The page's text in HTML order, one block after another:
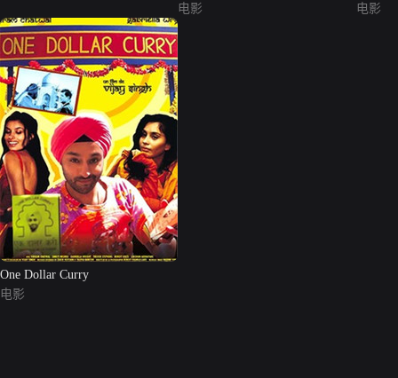
电影
电影
One Dollar Curry
电影